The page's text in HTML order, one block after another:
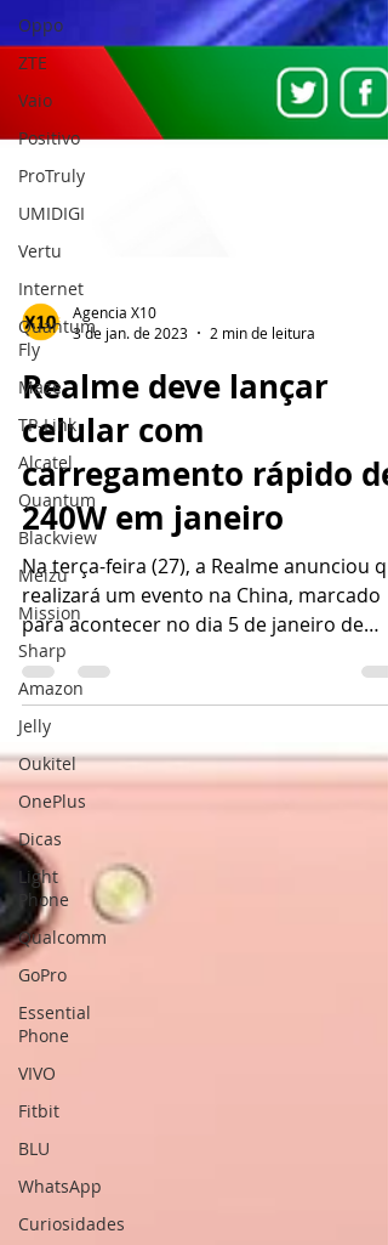
Oppo
ZTE
Vaio
Positivo
ProTruly
UMIDIGI
Vertu
Internet
Quantum
Fly
Maze
TP-Link
Alcatel
Quantum
Blackview
Meizu
Mission
Sharp
Amazon
Jelly
Oukitel
OnePlus
Dicas
Light
Phone
Qualcomm
GoPro
Essential
Phone
VIVO
Fitbit
BLU
WhatsApp
Curiosidades
Agencia X10
3 de jan. de 2023
2 min de leitura
Realme deve lançar
celular com
carregamento rápido de
240W em janeiro
Na terça-feira (27), a Realme anunciou
realizará um evento na China, marcado
para acontecer no dia 5 de janeiro de
2023. Segundo...